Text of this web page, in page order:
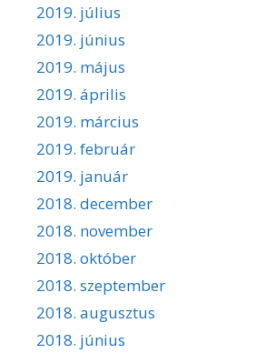
2019. július
2019. június
2019. május
2019. április
2019. március
2019. február
2019. január
2018. december
2018. november
2018. október
2018. szeptember
2018. augusztus
2018. június